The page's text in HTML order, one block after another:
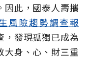
因此，國泰人壽攜
風險趨勢調查報
，發現孤獨已成為
大身、心、財三重